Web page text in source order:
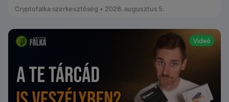
Cryptofalka szerkesztőség • 2026. augusztus 5.
Videó